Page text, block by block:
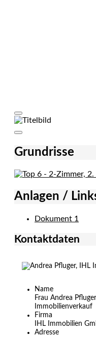
Grundrisse
Anlagen /
Dokument 1
Kontaktdaten
Name
Frau Andrea Pfluger
Immobilienverkauf
Firma
IHL Immobilien
Adresse